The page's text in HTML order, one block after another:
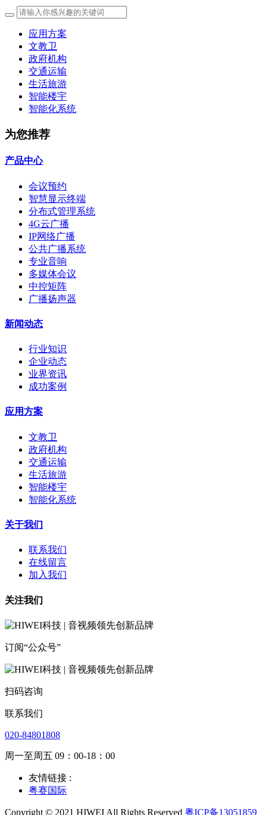
应用方案
文教卫
政府机构
交通运输
生活旅游
智能楼宇
智能化系统
为您推荐
产品中心
会议预约
智慧显示终端
分布式管理系统
4G云广播
IP网络广播
公共广播系统
专业音响
多媒体会议
中控矩阵
广播扬声器
新闻动态
行业知识
企业动态
业界资讯
成功案例
应用方案
文教卫
政府机构
交通运输
生活旅游
智能楼宇
智能化系统
关于我们
联系我们
在线留言
加入我们
关注我们
订阅“公众号”
扫码咨询
联系我们
020-84801808
周一至周五 09：00-18：00
友情链接 :
粤赛国际
Copyright © 2021 HIWEI All Rights Reserved 粤ICP备13051859